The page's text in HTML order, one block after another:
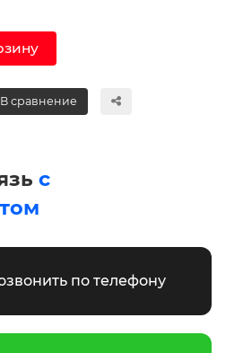
В сравнение
с
по телефону